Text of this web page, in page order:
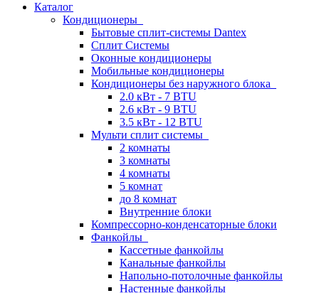
Каталог
Кондиционеры
Бытовые сплит-системы Dantex
Сплит Системы
Оконные кондиционеры
Мобильные кондиционеры
Кондиционеры без наружного блока
2.0 кВт - 7 BTU
2.6 кВт - 9 BTU
3.5 кВт - 12 BTU
Мульти сплит системы
2 комнаты
3 комнаты
4 комнаты
5 комнат
до 8 комнат
Внутренние блоки
Компрессорно-конденсаторные блоки
Фанкойлы
Кассетные фанкойлы
Канальные фанкойлы
Напольно-потолочные фанкойлы
Настенные фанкойлы